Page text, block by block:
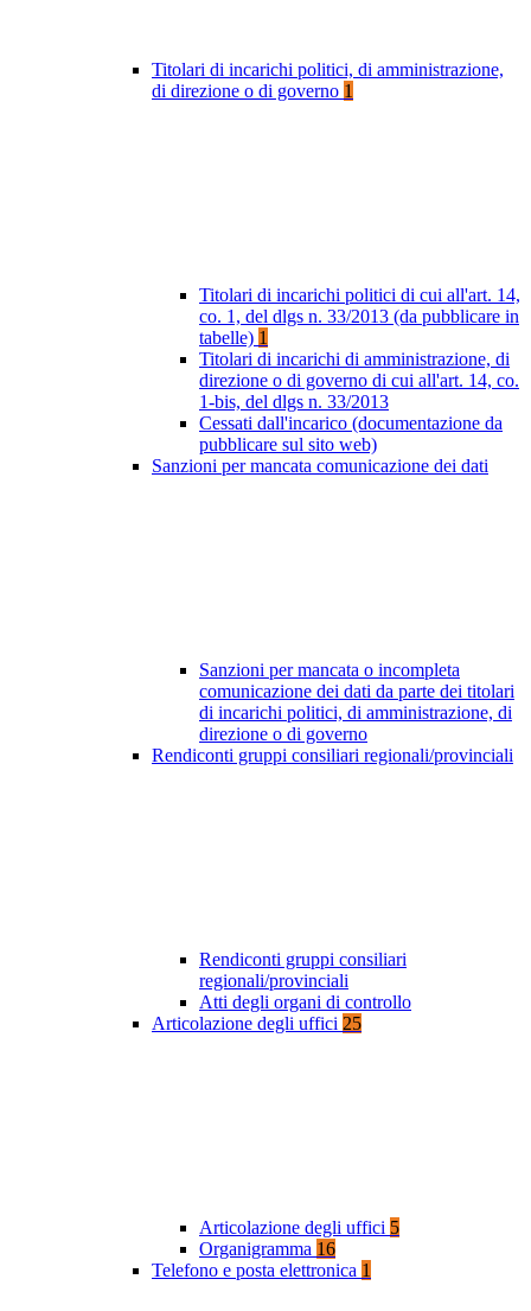
Titolari di incarichi politici, di amministrazione,
di direzione o di governo 1
Titolari di incarichi politici di cui all'art. 14,
co. 1, del dlgs n. 33/2013 (da pubblicare in
tabelle) 1
Titolari di incarichi di amministrazione, di
direzione o di governo di cui all'art. 14, co.
1-bis, del dlgs n. 33/2013
Cessati dall'incarico (documentazione da
pubblicare sul sito web)
Sanzioni per mancata comunicazione dei dati
Sanzioni per mancata o incompleta
comunicazione dei dati da parte dei titolari
di incarichi politici, di amministrazione, di
direzione o di governo
Rendiconti gruppi consiliari regionali/provinciali
Rendiconti gruppi consiliari
regionali/provinciali
Atti degli organi di controllo
Articolazione degli uffici 25
Articolazione degli uffici 5
Organigramma 16
Telefono e posta elettronica 1